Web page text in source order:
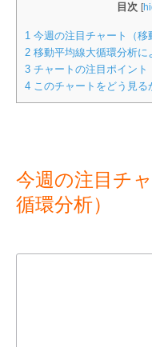
目次 [
1 今週の注目チャート（移
2 移動平均線大循環分析に
3 チャートの注目ポイント
4 このチャートをどう見る
今週の注目チ
循環分析）